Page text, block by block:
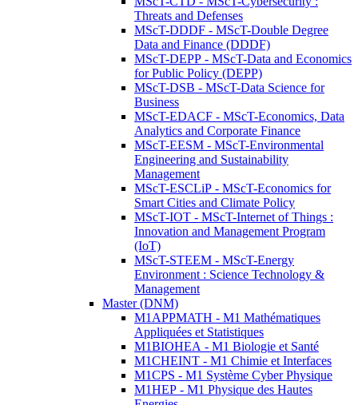
Threats and Defenses
MScT-DDDF - MScT-Double Degree
Data and Finance (DDDF)
MScT-DEPP - MScT-Data and Economics
for Public Policy (DEPP)
MScT-DSB - MScT-Data Science for
Business
MScT-EDACF - MScT-Economics, Data
Analytics and Corporate Finance
MScT-EESM - MScT-Environmental
Engineering and Sustainability
Management
MScT-ESCLiP - MScT-Economics for
Smart Cities and Climate Policy
MScT-IOT - MScT-Internet of Things :
Innovation and Management Program
(IoT)
MScT-STEEM - MScT-Energy
Environment : Science Technology &
Management
Master (DNM)
M1APPMATH - M1 Mathématiques
Appliquées et Statistiques
M1BIOHEA - M1 Biologie et Santé
M1CHEINT - M1 Chimie et Interfaces
M1CPS - M1 Système Cyber Physique
M1HEP - M1 Physique des Hautes